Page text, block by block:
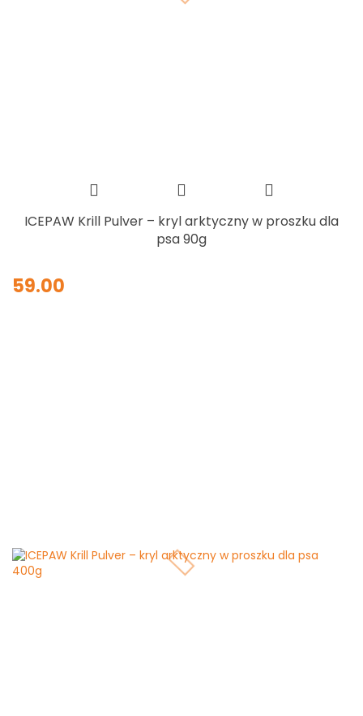
ICEPAW Krill Pulver – kryl arktyczny w proszku dla
psa 90g
59.00